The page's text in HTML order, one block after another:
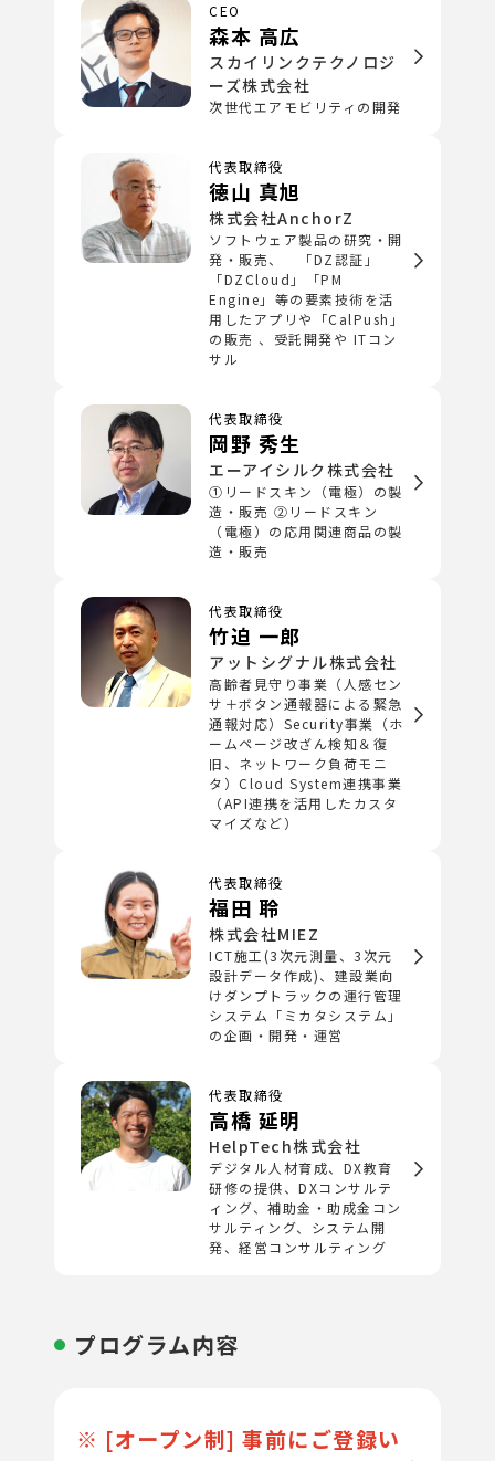
CEO
森本 高広
スカイリンクテクノロジ
ーズ株式会社
次世代エアモビリティの開発
代表取締役
徳山 真旭
株式会社AnchorZ
ソフトウェア製品の研究・開
発・販売、 「DZ認証」
「DZCloud」「PM
Engine」等の要素技術を活
用したアプリや「CalPush」
の販売 、受託開発や ITコン
サル
代表取締役
岡野 秀生
エーアイシルク株式会社
①リードスキン（電極）の製
造・販売 ②リードスキン
（電極）の応用関連商品の製
造・販売
代表取締役
竹迫 一郎
アットシグナル株式会社
高齢者見守り事業（人感セン
サ＋ボタン通報器による緊急
通報対応）Security事業（ホ
ームページ改ざん検知＆復
旧、ネットワーク負荷モニ
タ）Cloud System連携事業
（API連携を活用したカスタ
マイズなど）
代表取締役
福田 聆
株式会社MIEZ
ICT施工(3次元測量、3次元
設計データ作成)、建設業向
けダンプトラックの運行管理
システム「ミカタシステム」
の企画・開発・運営
代表取締役
高橋 延明
HelpTech株式会社
デジタル人材育成、DX教育
研修の提供、DXコンサルテ
ィング、補助金・助成金コン
サルティング、システム開
発、経営コンサルティング
プログラム内容
※ [オープン制] 事前にご登録い